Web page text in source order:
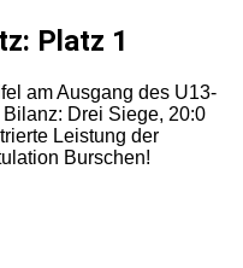
Platz 1
am Ausgang des U13-
Drei Siege, 20:0
Leistung der
Burschen!